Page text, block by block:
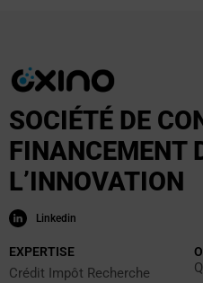
SOCIÉTÉ DE
FINANCEMENT
L’INNOVATION
Linkedin
EXPERTISE
Crédit Impôt Recherche